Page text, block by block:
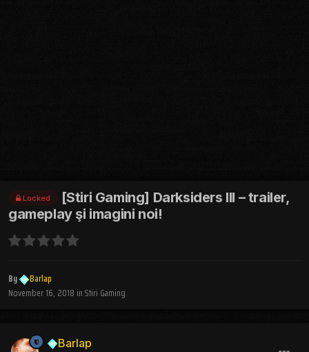
Locked
[Stiri Gaming] Darksiders III – trailer,
gameplay şi imagini noi!
By
Barlap
November 16, 2018 inStiri Gaming
Barlap